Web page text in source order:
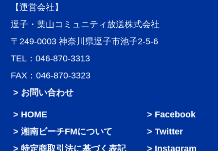
【運営会社】
逗子・葉山コミュニティ放送株式会社
〒249-0003 神奈川県逗子市池子2-5-6
TEL：046-870-3313
FAX：046-870-3323
> お問い合わせ
HOME
湘南ビーチFMについて
特定商取引法に基づく表記
Facebook
Twitter
Instagram